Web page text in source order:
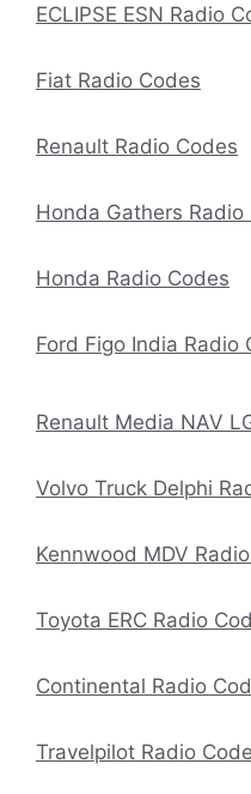
ECLIPSE ESN Radio
Fiat Radio Codes
Renault Radio Codes
Honda Gathers Radio
Honda Radio Codes
Ford Figo India Radio
Renault Media NAV
Volvo Truck Delphi
Kennwood MDV
Toyota ERC Radio
Continental Radio
Travelpilot Radio